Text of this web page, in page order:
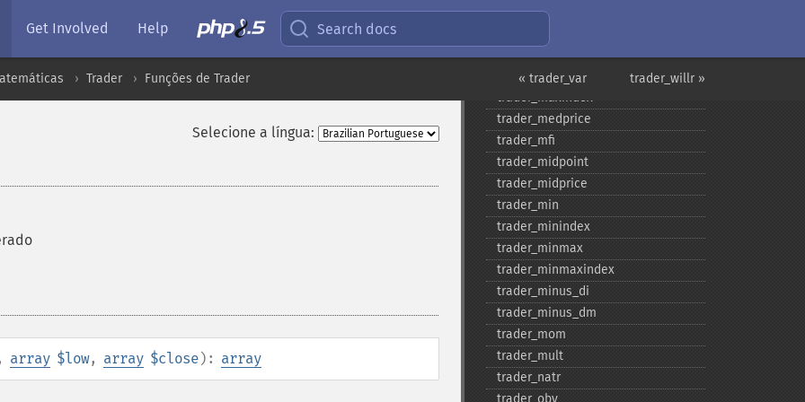
Get Involved Help Search docs
trader_willr »
« trader_var
Trader Funções de Trader
Selecione a língua:
array $low, array $close): array
trader_​macdfix
trader_​mavp
trader_​max
trader_​maxindex
trader_​medprice
trader_​mfi
trader_​midpoint
trader_​midprice
trader_​min
trader_​minindex
trader_​minmax
trader_​minmaxindex
trader_​minus_​di
trader_​minus_​dm
trader_​mom
trader_​mult
trader_​natr
trader_​obv